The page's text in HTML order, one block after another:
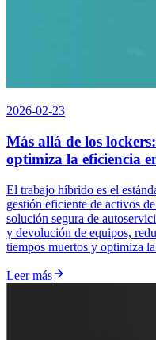
2026-02-23
Más allá de los
optimiza la eficiencia
El trabajo híbrido es el
gestión eficiente de activos
solución segura de
y devolución de equipos,
tiempos muertos y optimiza
Leer más